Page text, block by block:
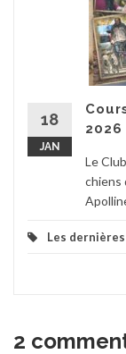
18
JAN
2026
Le
chiens
Les
2